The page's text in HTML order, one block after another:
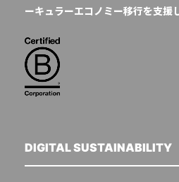
ーキュラーエコノミー移行を支援
DIGITAL SUSTAINABILITY